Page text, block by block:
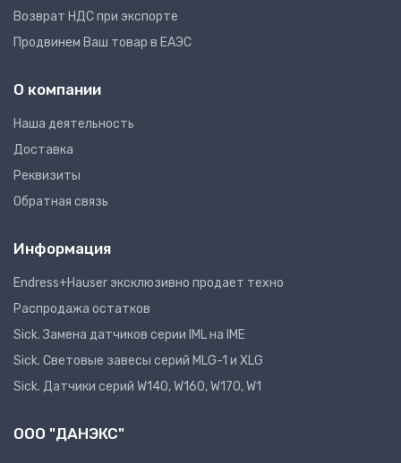
Возврат НДС при экспорте
Продвинем Ваш товар в ЕАЭС
О компании
Наша деятельность
Доставка
Реквизиты
Обратная связь
Информация
Endress+Hauser эксклюзивно продает техно
Распродажа остатков
Sick. Замена датчиков серии IML на IME
Sick. Световые завесы серий MLG-1 и XLG
Sick. Датчики серий W140, W160, W170, W1
ООО "ДАНЭКС"